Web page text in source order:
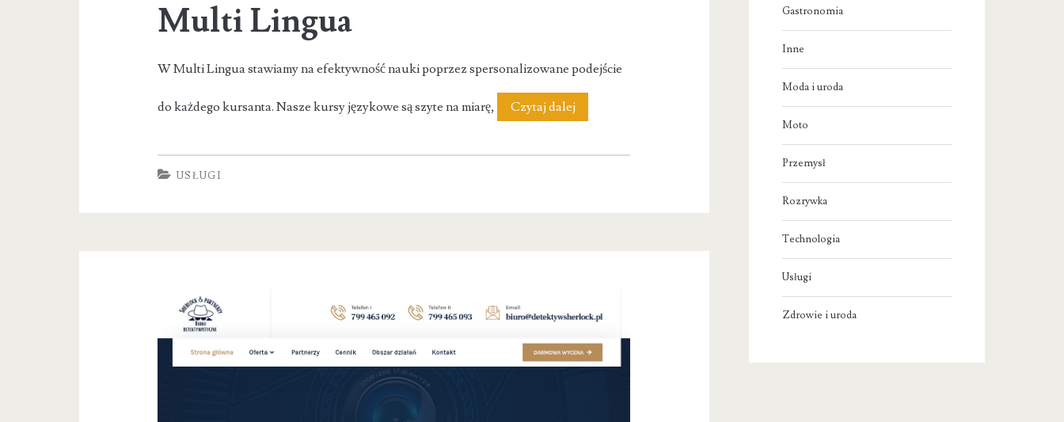
Multi Lingua
W Multi Lingua stawiamy na efektywność nauki poprzez spersonalizowane podejście
do każdego kursanta. Nasze kursy językowe są szyte na miarę, Czytaj dalejMulti
USŁUGI
Gastronomia
Inne
Moda i uroda
Moto
Przemysł
Rozrywka
Technologia
Usługi
Zdrowie i uroda